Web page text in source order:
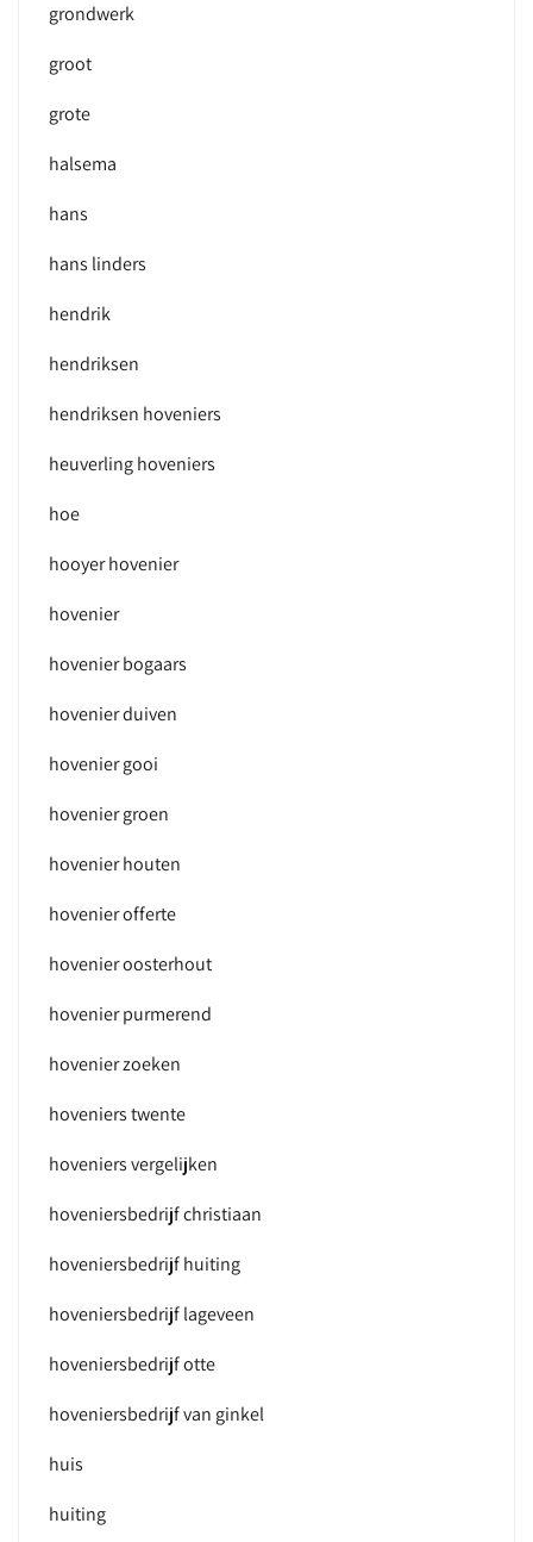
grondwerk
groot
grote
halsema
hans
hans linders
hendrik
hendriksen
hendriksen hoveniers
heuverling hoveniers
hoe
hooyer hovenier
hovenier
hovenier bogaars
hovenier duiven
hovenier gooi
hovenier groen
hovenier houten
hovenier offerte
hovenier oosterhout
hovenier purmerend
hovenier zoeken
hoveniers twente
hoveniers vergelijken
hoveniersbedrijf christiaan
hoveniersbedrijf huiting
hoveniersbedrijf lageveen
hoveniersbedrijf otte
hoveniersbedrijf van ginkel
huis
huiting